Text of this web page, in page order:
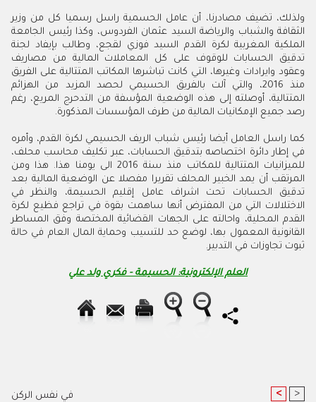
ولذلك، تضيف مصادرنا، أن عامل الحسمية راسل رسميا كل من وزير
الثقافة والشباب والرياضة السيد عثمان الفردوس، وكذا رئيس الجامعة
الملكية المغربية لكرة القدم السيد فوزي لقجع، وطالب بإيفاد لجنة
تدقيق الحسابات للوقوف على كل المعاملات المالية من مصاريف
وعقود وايرادات وغيرها، التي كانت تباشرها المكاتب المتتالية على الفريق
منذ 2016، والتي آلت بالفريق الحسيمي لحصد المزيد من الهزائم
المتتالية، أوصلته إلى هذه الوضعية المؤسفة من التدحرج المريع، رغم
رصد جميع الإمكانيات المالية من طرف المؤسسات المذكورة.
كما راسل العامل أيضا رئيس شباب الريف الحسيمي لكرة القدم، وأمره
في إطار دائرة اختصاصه بتدقيق الحسابات، عبر تكليف محاسب محلف،
للميزانيات المتتالية للمكاتب منذ سنة 2016 الى يومنا هذا. هذا ومن
المرتقب أن يمد الخبير المحلف تقريرا مفصلا عن الوضعية المالية بعد
تدقيق الحسابات تحت اشراف عامل إقليم الحسيمة، والنظر في
الاختلالات التي من المفترض أنها ساهمت بقوة في تراجع فظيع لكرة
القدم المحلية، واحالته على الجهات القضائية المختصة وفق المساطر
القانونية المعمول بها، لوضع حد للتسيب وحماية المال العام في حالة
ثبوت تجاوزات في التدبير.
العلم الإلكترونية: الحسيمة - فكري ولد علي
في نفس الركن < >